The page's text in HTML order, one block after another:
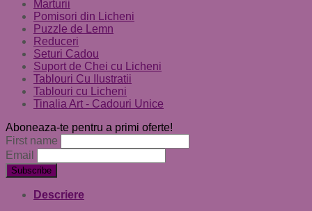
Marturii
Pomisori din Licheni
Puzzle de Lemn
Reduceri
Seturi Cadou
Suport de Chei cu Licheni
Tablouri Cu Ilustratii
Tablouri cu Licheni
Tinalia Art - Cadouri Unice
Aboneaza-te pentru a primi oferte!
First name
Email
Descriere